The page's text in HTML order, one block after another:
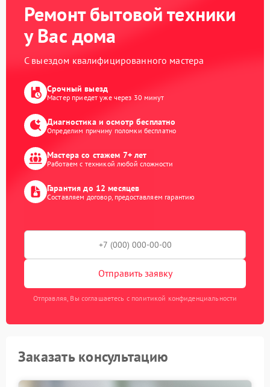
Ремонт бытовой техники
у Вас дома
С выездом квалифицированного мастера
Срочный выезд
Мастер приедет уже через 30 минут
Диагностика и осмотр бесплатно
Определим причину поломки бесплатно
Мастера со стажем 7+ лет
Работаем с техникой любой сложности
Гарантия до 12 месяцев
Составляем договор, предоставляем гарантию
Отправить заявку
Отправляя, Вы соглашаетесь с политикой конфиденциальности
Заказать консультацию